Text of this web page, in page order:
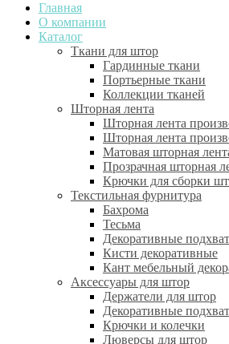
Главная
О компании
Каталог
Ткани для штор
Гардинные ткани
Портьерные ткани
Коллекции тканей
Шторная лента
Шторная лента
Шторная лента
Матовая шторная
Прозрачная шторная
Крючки для сборки
Текстильная фурнитура
Бахрома
Тесьма
Декоративные
Кисти декоративные
Кант мебельный
Аксессуары для штор
Держатели для штор
Декоративные
Крючки и колечки
Люверсы для штор